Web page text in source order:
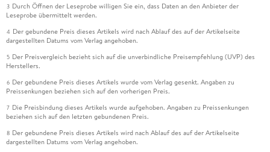
3 Durch Öffnen der Leseprobe willigen Sie ein, dass Daten an den Anbieter der
Leseprobe übermittelt werden.
4 Der gebundene Preis dieses Artikels wird nach Ablauf des auf der Artikelseite
dargestellten Datums vom Verlag angehoben.
5 Der Preisvergleich bezieht sich auf die unverbindliche Preisempfehlung (UVP) des
Herstellers.
6 Der gebundene Preis dieses Artikels wurde vom Verlag gesenkt. Angaben zu
Preissenkungen beziehen sich auf den vorherigen Preis.
7 Die Preisbindung dieses Artikels wurde aufgehoben. Angaben zu Preissenkungen
beziehen sich auf den letzten gebundenen Preis.
8 Der gebundene Preis dieses Artikels wird nach Ablauf des auf der Artikelseite
dargestellten Datums vom Verlag angehoben.